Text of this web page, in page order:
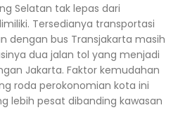
Selatan tak lepas dari
Tersedianya transportasi
dengan bus Transjakarta masih
dua jalan tol yang menjadi
Jakarta. Faktor kemudahan
roda perokonomian kota ini
lebih pesat dibanding kawasan